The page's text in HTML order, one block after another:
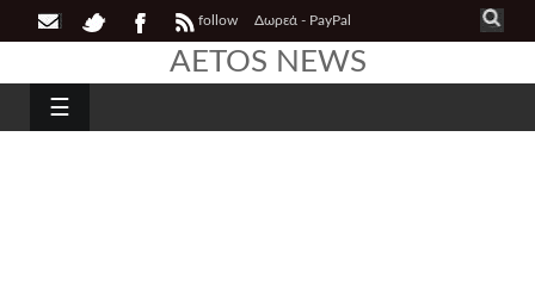
follow Δωρεά - PayPal
AETOS NEWS
☰